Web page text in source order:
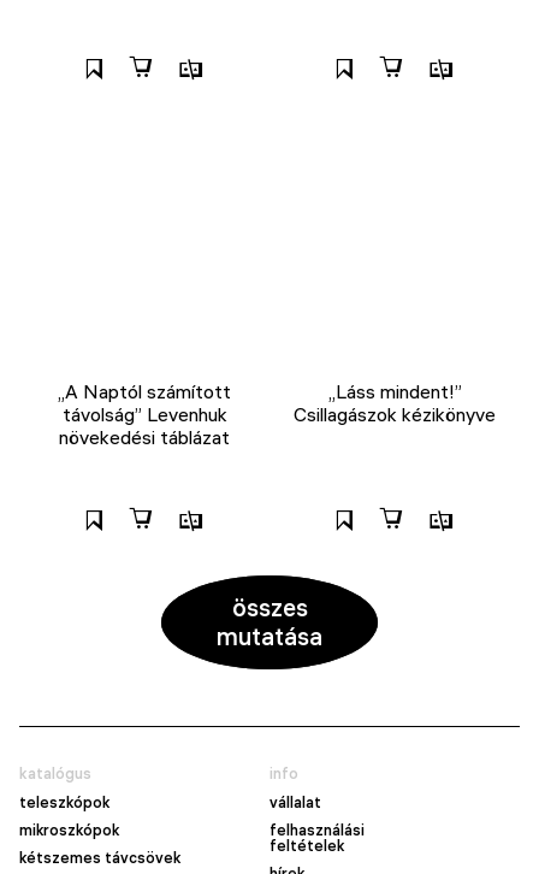
„A Naptól számított
távolság” Levenhuk
növekedési táblázat
„Láss mindent!”
Csillagászok kézikönyve
összes
mutatása
katalógus
teleszkópok
mikroszkópok
kétszemes távcsövek
info
vállalat
felhasználási
feltételek